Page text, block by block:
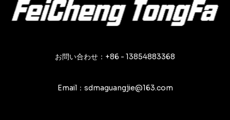
お問い合わせ：+86 - 13854883368
Email：sdmaguangjie@163.com